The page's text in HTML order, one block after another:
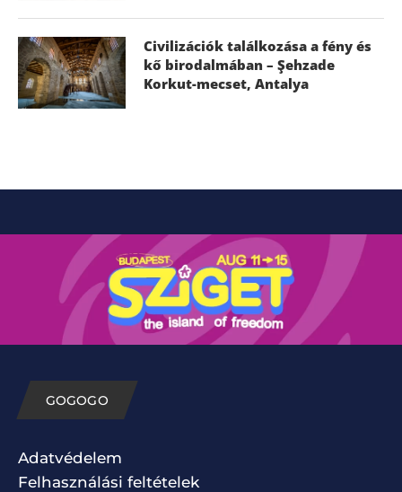
Civilizációk találkozása a fény és
kő birodalmában – Şehzade
Korkut-mecset, Antalya
GOGOGO
Adatvédelem
Felhasználási feltételek